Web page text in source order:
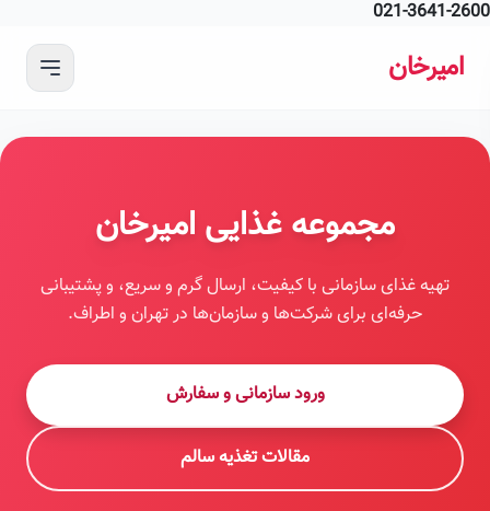
021-3641-
امیرخان
مجموعه غذایی امیرخان
تهیه غذای سازمانی با کیفیت، ارسال گرم و سریع، و پشتیبانی
حرفه‌ای برای شرکت‌ها و سازمان‌ها در تهران و اطراف.
ورود سازمانی و سفارش
مقالات تغذیه سالم